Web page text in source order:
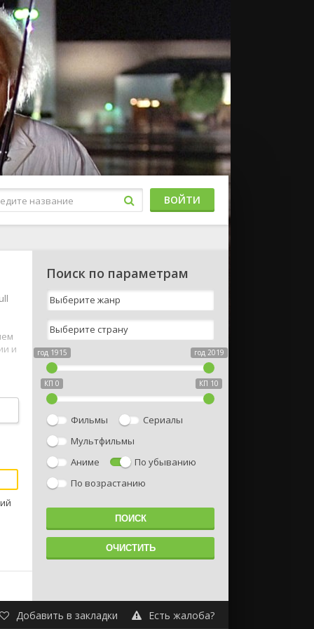
ВОЙТИ
и
Поиск по параметрам
год 1915 год 2019
КП 0 КП 10
Фильмы
Сериалы
Мультфильмы
Аниме
По убыванию
По возрастанию
Добавить в закладки Есть жалоба?